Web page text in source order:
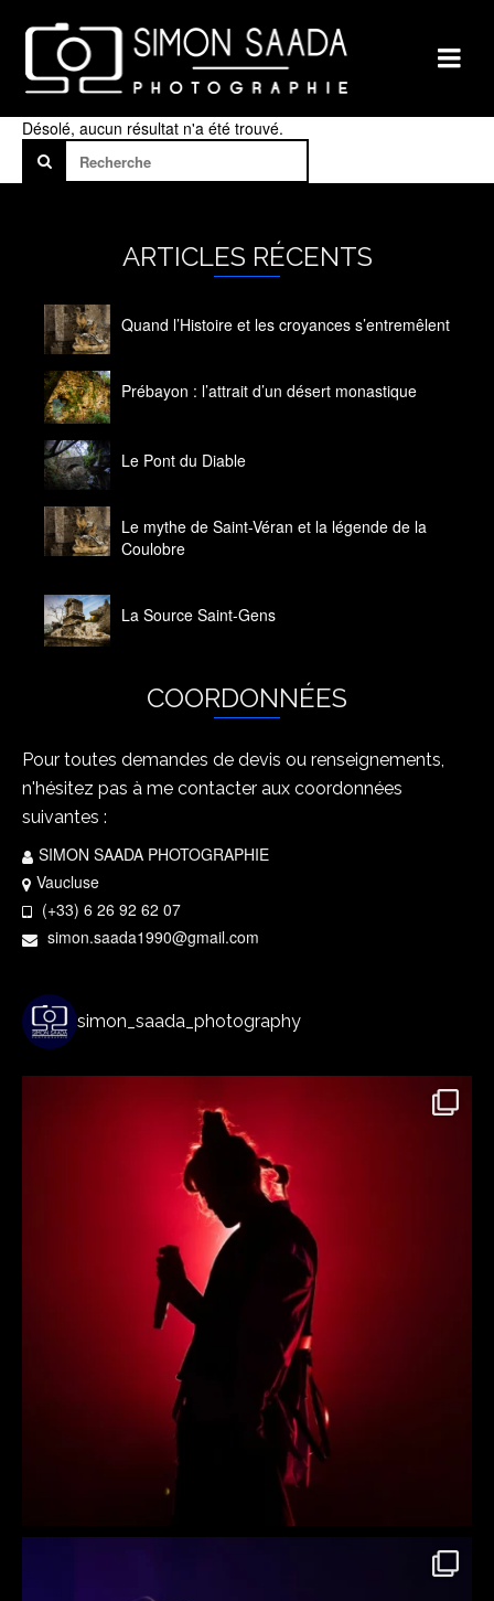
Désolé, aucun résultat n'a été trouvé.
ARTICLES RÉCENTS
Quand l’Histoire et les croyances s’entremêlent
Prébayon : l’attrait d’un désert monastique
Le Pont du Diable
Le mythe de Saint-Véran et la légende de la
Coulobre
La Source Saint-Gens
COORDONNÉES
Pour toutes demandes de devis ou renseignements,
n'hésitez pas à me contacter aux coordonnées
suivantes :
SIMON SAADA PHOTOGRAPHIE
Vaucluse
(+33) 6 26 92 62 07
simon.saada1990@gmail.com
simon_saada_photography